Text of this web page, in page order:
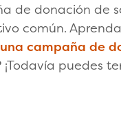
de donación de
común.
campaña de
puedes